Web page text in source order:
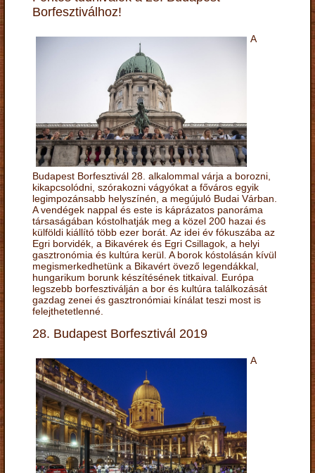
Borfesztiválhoz!
A
Budapest Borfesztivál 28. alkalommal várja a borozni,
kikapcsolódni, szórakozni vágyókat a főváros egyik
legimpozánsabb helyszínén, a megújuló Budai Várban.
A vendégek nappal és este is káprázatos panoráma
társaságában kóstolhatják meg a közel 200 hazai és
külföldi kiállító több ezer borát. Az idei év fókuszába az
Egri borvidék, a Bikavérek és Egri Csillagok, a helyi
gasztronómia és kultúra kerül. A borok kóstolásán kívül
megismerkedhetünk a Bikavért övező legendákkal,
hungarikum borunk készítésének titkaival. Európa
legszebb borfesztiválján a bor és kultúra találkozását
gazdag zenei és gasztronómiai kínálat teszi most is
felejthetetlenné.
28. Budapest Borfesztivál 2019
A